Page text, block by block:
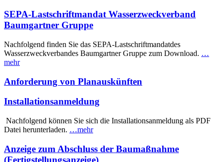
SEPA-Lastschriftmandat Wasserzweckverband
Baumgartner Gruppe
Nachfolgend finden Sie das SEPA-Lastschriftmandatdes
Wasserzweckverbandes Baumgartner Gruppe zum Download. …
mehr
Anforderung von Planauskünften
Installationsanmeldung
Nachfolgend können Sie sich die Installationsanmeldung als PDF
Datei herunterladen. …mehr
Anzeige zum Abschluss der Baumaßnahme
(Fertigstellungsanzeige)